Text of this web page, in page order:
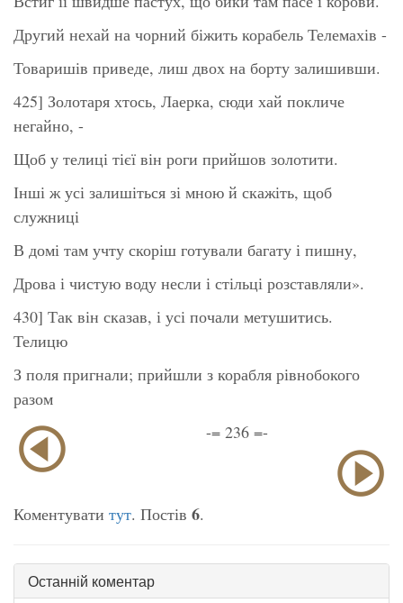
Другий нехай на чорний біжить корабель Телемахів -
Товаришів приведе, лиш двох на борту залишивши.
425] Золотаря хтось, Лаерка, сюди хай покличе
негайно, -
Щоб у телиці тієї він роги прийшов золотити.
Інші ж усі залишіться зі мною й скажіть, щоб
служниці
В домі там учту скоріш готували багату і пишну,
Дрова і чистую воду несли і стільці розставляли».
430] Так він сказав, і усі почали метушитись.
Телицю
З поля пригнали; прийшли з корабля рівнобокого
разом
-= 236 =-
Коментувати тут. Постів 6.
Останній коментар